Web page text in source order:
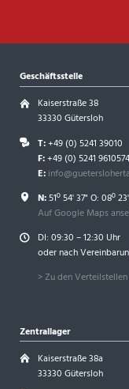
Geschäftsstelle
Kaiserstraße 38
33330 Gütersloh
T:+49 (0) 5241 39010
F:+49 (0) 5241 9610574
E:
N:51º 54' 37" O: 08º
Auf Google Maps
DI: 09:30 – 12:30 Uhr
oder nach
> Zu den Verteilstellen
Zentrallager
Kaiserstraße 38a
33330 Gütersloh